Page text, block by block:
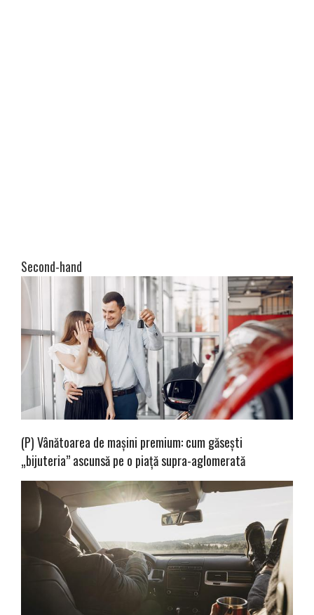
Second-hand
(P) Vânătoarea de mașini premium: cum găsești
„bijuteria” ascunsă pe o piață supra-aglomerată